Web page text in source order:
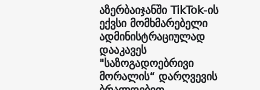
აზერბაიჯანში TikTok-ის
ექვსი მომხმარებელი
ადმინისტრაციულად
დააკავეს
"საზოგადოებრივი
მორალის“ დარღვევის